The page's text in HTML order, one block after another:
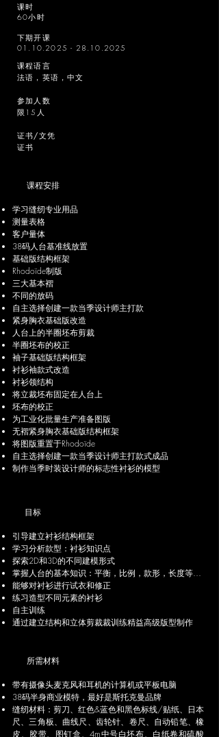
课时
60小时
下期开课
01.10.2025 - 28.10.2025
课程语言
法语，英语，中文
参加人数
限15人
证书/文凭
证书
课程安排
学习缝纫专业用品
测量表格
客户量体
38码人台基准线放置
基础版结构框架
Rhodoïde制版
三大基本褶
不同的放码
自主选择创建一款当季设计师主打款
紧身胸衣基础版改造
人台上的半圈坯布剪裁
半圈坯布的校正
袖子基础版结构框架
衬衫袖款式改造
衬衫领结构
将立裁坯布固定在人台上
坯布的校正
为工业化批量生产准备图版
无褶紧身胸衣基础版结构框架
将图版重置于Rhodoïde
自主选择创建一款当季设计师主打款式成品
制作当季时装设计师的标志性衬衫的模型
目标
引导建立衬衫结构框架
学习分析款型：衬衫知识点
探索2D和3D的不同建模形式
掌握人台的基本知识：平衡，比例，款形，长度等…
能够对衬衫进行试衣和修正
练习造型不同元素的衬衫
自主训练
通过建立结构和立体剪裁裁训练精益高级版型制作
所需材料
带有摄像头麦克风和耳机的计算机或平板电脑
38码半身商业模特，最好是斯托克曼品牌
缝纫材料：剪刀、红色&蓝色和黑色标线/贴纸、日本
尺、三角板、曲线尺、齿轮针、卷尺、自动铅笔、橡
皮、胶带、图钉盒、4m中号白坯布、白纸卷和硫酸